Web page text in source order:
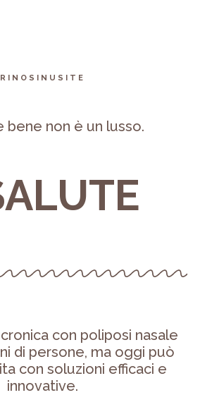
RINOSINUSITE
bene non è un lusso.
con poliposi nasale
di persone, ma oggi può
con soluzioni efficaci e
innovative.